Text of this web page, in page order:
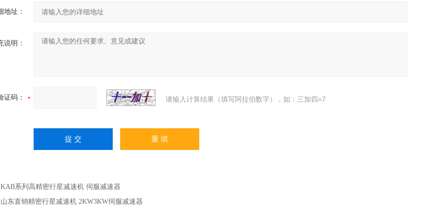
地址：
说明：
证码： 请输入计算结果（填写阿拉伯数字），如：三加四=7
KAB系列高精密行星减速机 伺服减速器
山东直销精密行星减速机 2KW3KW伺服减速器